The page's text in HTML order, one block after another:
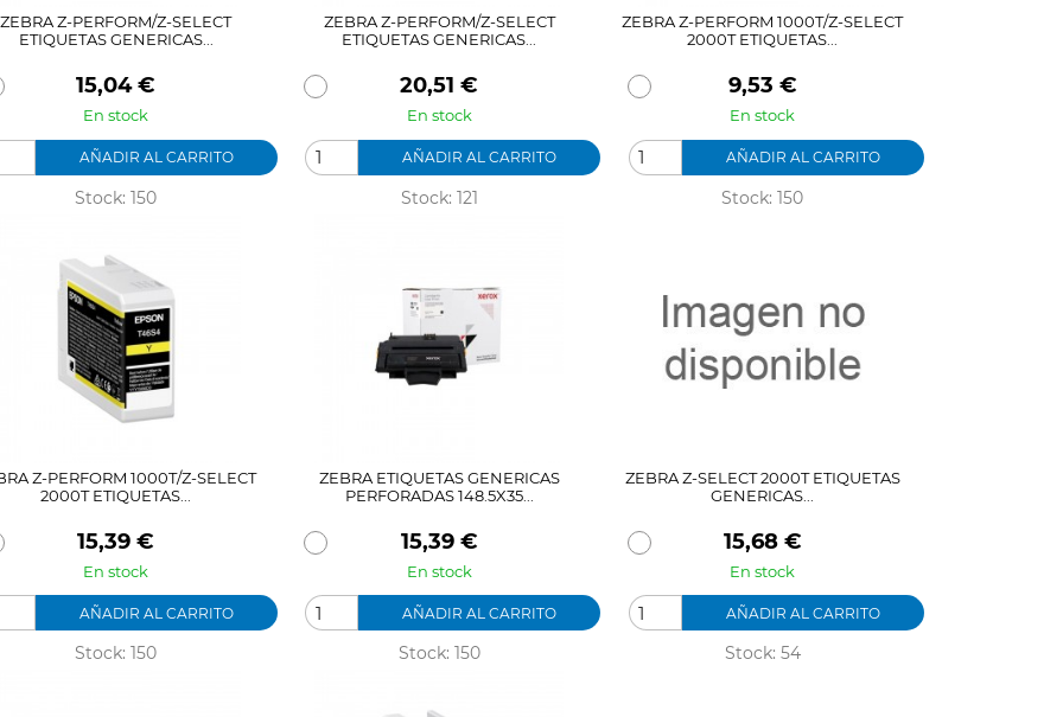
ZEBRA Z-PERFORM/Z-SELECT
ETIQUETAS GENERICAS...
Precio
15,04 €
En stock
AÑADIR AL CARRITO
Stock: 150
ZEBRA Z-PERFORM/Z-SELECT
ETIQUETAS GENERICAS...
Precio
20,51 €
En stock
AÑADIR AL CARRITO
Stock: 121
ZEBRA Z-PERFORM 1000T/Z-SELECT
2000T ETIQUETAS...
Precio
9,53 €
En stock
AÑADIR AL CARRITO
Stock: 150
Z-PERFORM 1000T/Z-SELECT
2000T ETIQUETAS...
Precio
15,39 €
En stock
AÑADIR AL CARRITO
Stock: 150
ZEBRA ETIQUETAS GENERICAS
PERFORADAS 148.5X35...
Precio
15,39 €
En stock
AÑADIR AL CARRITO
Stock: 150
ZEBRA Z-SELECT 2000T ETIQUETAS
GENERICAS...
Precio
15,68 €
En stock
AÑADIR AL CARRITO
Stock: 54